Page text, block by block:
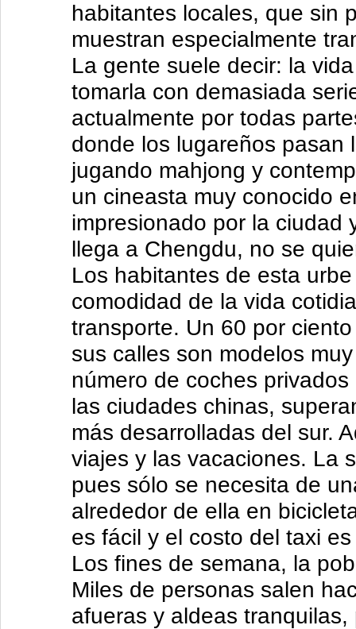
habitantes locales, que sin
muestran especialmente
La gente suele decir: la
tomarla con demasiada
actualmente por todas
donde los lugareños pasan
jugando mahjong y
un cineasta muy conocido
impresionado por la ciudad
llega a Chengdu, no se
Los habitantes de esta
comodidad de la vida
transporte. Un 60 por
sus calles son modelos
número de coches
las ciudades chinas,
más desarrolladas del sur.
viajes y las vacaciones. La
pues sólo se necesita de
alrededor de ella en
es fácil y el costo del taxi
Los fines de semana, la
Miles de personas salen
afueras y aldeas